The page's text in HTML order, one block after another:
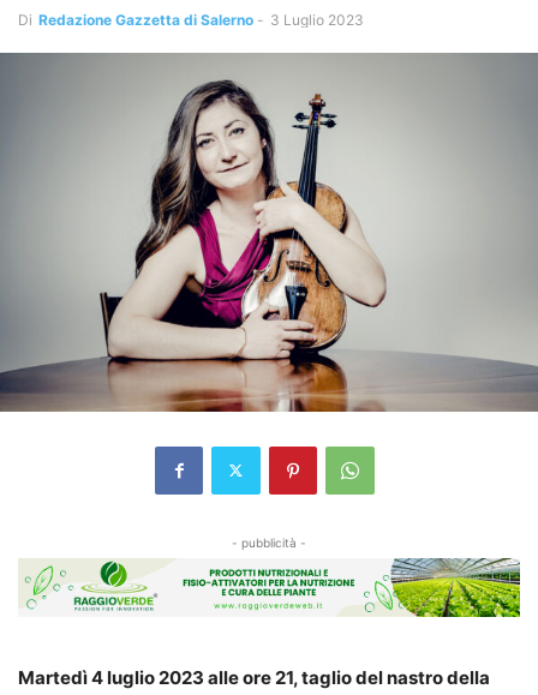
Di Redazione Gazzetta di Salerno - 3 Luglio 2023
- pubblicità -
Martedì 4 luglio 2023 alle ore 21, taglio del nastro della